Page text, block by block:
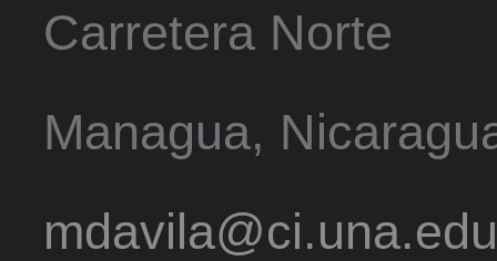
Carretera Norte
Managua,